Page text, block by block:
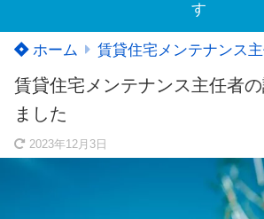
す
ホーム 賃貸住宅メンテナンス
賃貸住宅メンテナンス主任者
ました
2023年12月3日